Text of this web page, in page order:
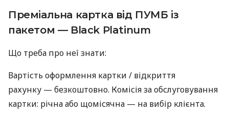
Преміальна картка від ПУМБ із
пакетом — Black Platinum
Що треба про неї знати:
Вартість оформлення картки / відкриття
рахунку — безкоштовно. Комісія за обслуговування
картки: річна або щомісячна — на вибір клієнта.